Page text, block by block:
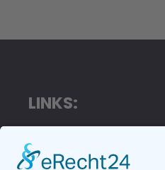
LINKS:
https://landshut.info
https://landshut.events